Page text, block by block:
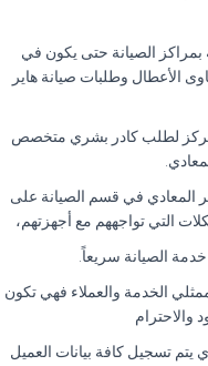
بمراكز الصيانة حتى يكون في
الأعطال وطلبات صيانة هاير
لطلب كادر بشري متخصص
المعادي في قسم الصيانة على
التي تواجههم مع أجهزتهم،
الصيانة سريعاً.
الخدمة والعملاء فهي تكون
يتم تسجيل كافة بيانات العميل